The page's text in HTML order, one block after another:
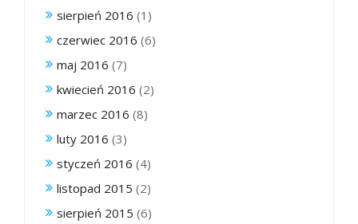
sierpień 2016 (1)
czerwiec 2016 (6)
maj 2016 (7)
kwiecień 2016 (2)
marzec 2016 (8)
luty 2016 (3)
styczeń 2016 (4)
listopad 2015 (2)
sierpień 2015 (6)